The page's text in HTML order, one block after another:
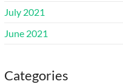
July 2021
June 2021
Categories